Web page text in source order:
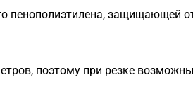
пенополиэтилена, защищающей
поэтому при резке